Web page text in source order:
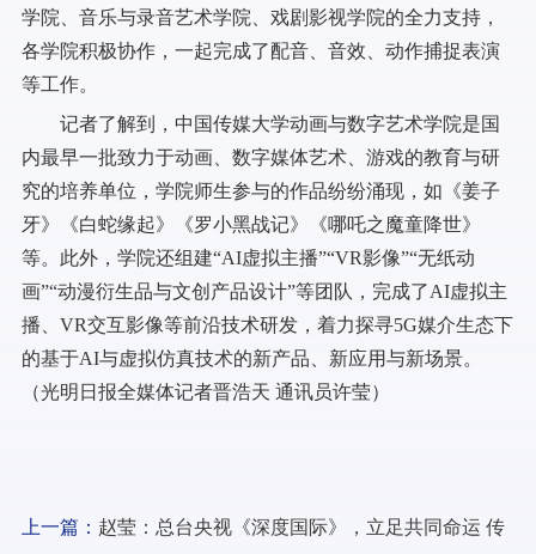
学院、音乐与录音艺术学院、戏剧影视学院的全力支持，
各学院积极协作，一起完成了配音、音效、动作捕捉表演
等工作。
记者了解到，中国传媒大学动画与数字艺术学院是国
内最早一批致力于动画、数字媒体艺术、游戏的教育与研
究的培养单位，学院师生参与的作品纷纷涌现，如《姜子
牙》《白蛇缘起》《罗小黑战记》《哪吒之魔童降世》
等。此外，学院还组建“AI虚拟主播”“VR影像”“无纸动
画”“动漫衍生品与文创产品设计”等团队，完成了AI虚拟主
播、VR交互影像等前沿技术研发，着力探寻5G媒介生态下
的基于AI与虚拟仿真技术的新产品、新应用与新场景。
（光明日报全媒体记者晋浩天 通讯员许莹）
上一篇： 赵莹：总台央视《深度国际》，立足共同命运 传